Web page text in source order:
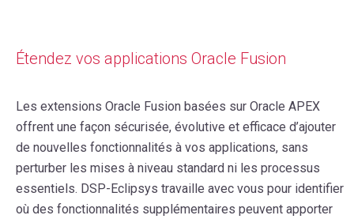
Étendez vos applications Oracle Fusion
Les extensions Oracle Fusion basées sur Oracle APEX
offrent une façon sécurisée, évolutive et efficace d’ajouter
de nouvelles fonctionnalités à vos applications, sans
perturber les mises à niveau standard ni les processus
essentiels. DSP-Eclipsys travaille avec vous pour identifier
où des fonctionnalités supplémentaires peuvent apporter